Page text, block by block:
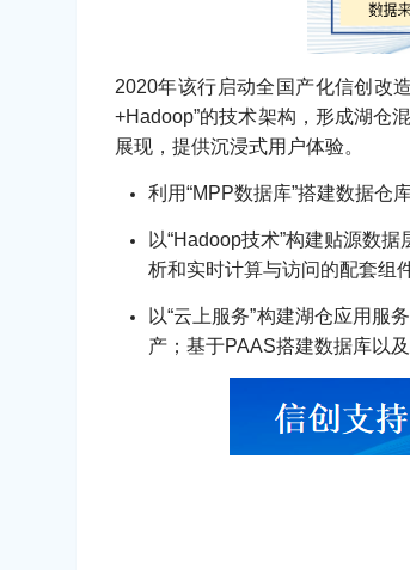
2020年该行启动全国产化信创改
+Hadoop”的技术架构，形成湖仓
展现，提供沉浸式用户体验。
利用“MPP数据库”搭建数据仓
以“Hadoop技术”构建贴源数
析和实时计算与访问的配套组
以“云上服务”构建湖仓应用
产；基于PAAS搭建数据库以